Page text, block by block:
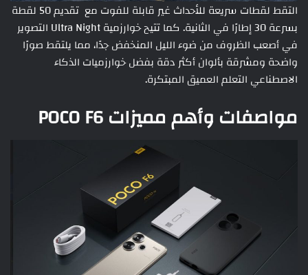
التقط لقطات سريعة للأحداث غير قابلة للفوت مع تقديم 50 لقطة
بسرعة 30 إطارًا في الثانية. كما تتيح خوارزمية Ultra Night التصوير
في أصعب الظروف من ضوء الليل المنخفض جدًا، مما يلتقط صورًا
واضحة ومشرقة بألوان أكثر دقة بفضل خوارزميات الذكاء
الاصطناعي التعلم العميق المبتكرة.
مواصفات وأهم مميزات POCO F6